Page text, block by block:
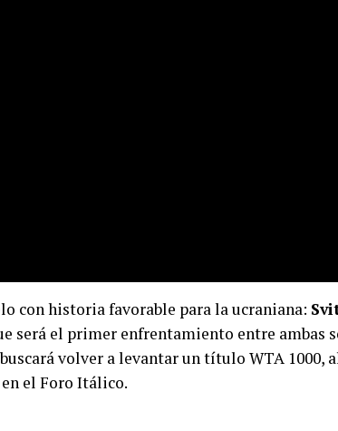
con historia favorable para la ucraniana:
será el primer enfrentamiento entre ambas
volver a levantar un título WTA 1000,
el Foro Itálico.